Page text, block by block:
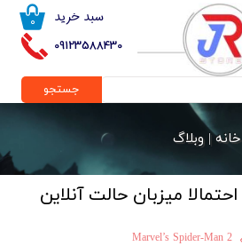
09123588430
۰ سبد خرید
جستجو
خانه |وبلاگ
بازی مرد عنکبوتی ۲ احتمالا میزبان حالت آنلاین
Marvel’s Spider-Man 2